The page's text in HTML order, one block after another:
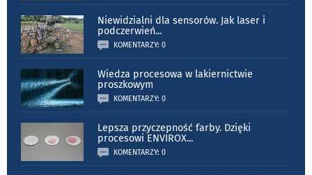
Niewidzialni dla sensorów. Jak laser i
podczerwień...
KOMENTARZY: 0
Wiedza procesowa w lakiernictwie
proszkowym
KOMENTARZY: 0
Lepsza przyczepność farby. Dzięki
procesowi ENVIROX...
KOMENTARZY: 0